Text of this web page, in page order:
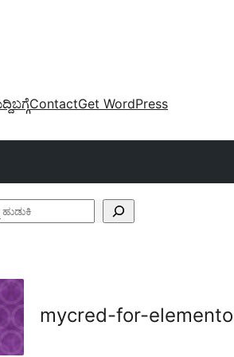
ಬಗ್ಗೆContactGet WordPress
mycred-for-